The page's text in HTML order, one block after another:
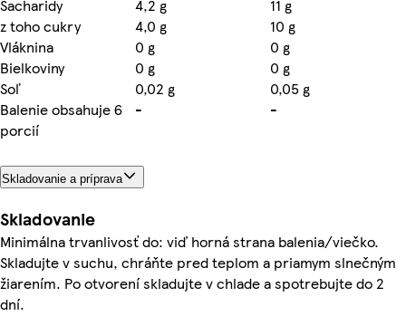
Sacharidy
4,2 g
11 g
z toho cukry
4,0 g
10 g
Vláknina
0 g
0 g
Bielkoviny
0 g
0 g
Soľ
0,02 g
0,05 g
Balenie obsahuje 6
porcií
- -
Skladovanie a príprava
Skladovanie
Minimálna trvanlivosť do: viď horná strana balenia/viečko.
Skladujte v suchu, chráňte pred teplom a priamym slnečným
žiarením. Po otvorení skladujte v chlade a spotrebujte do 2
dní.